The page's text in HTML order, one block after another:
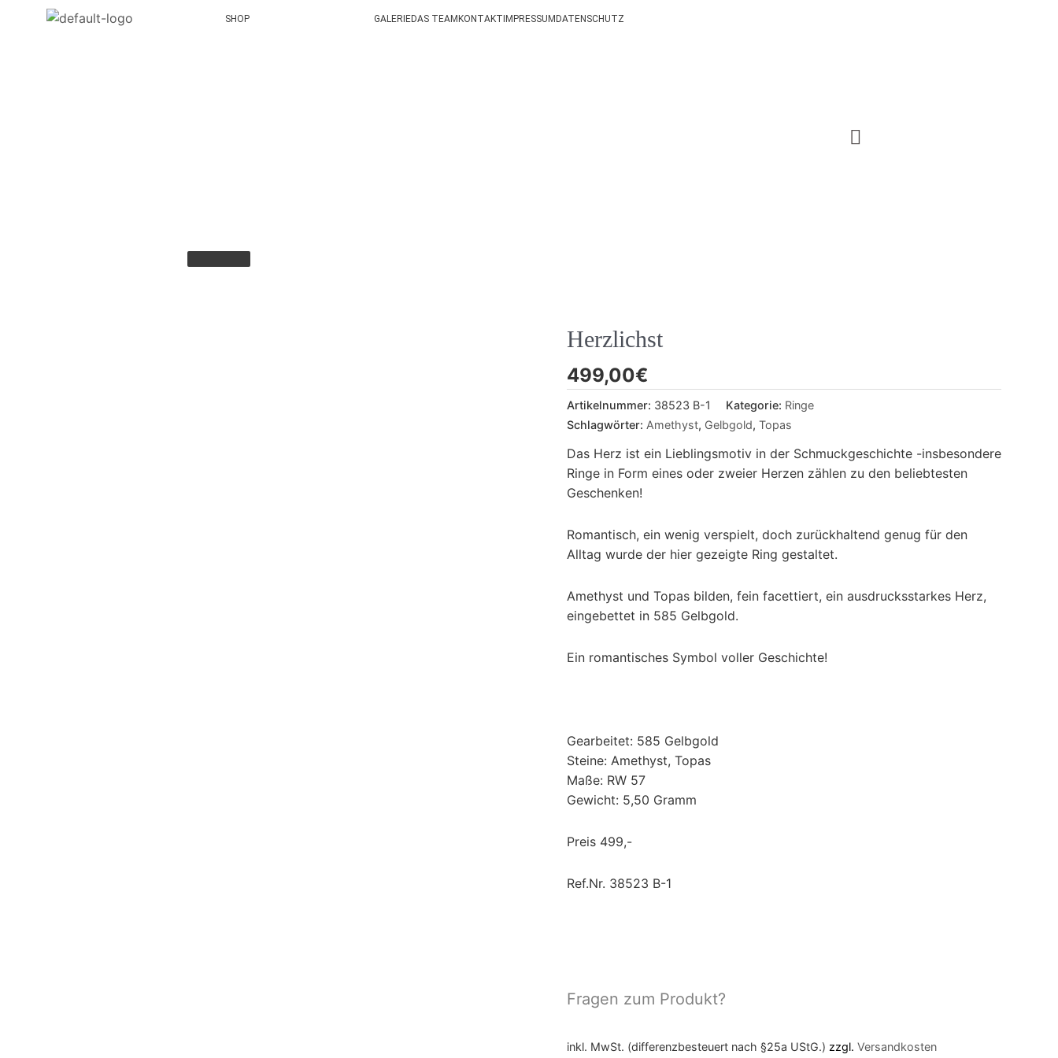
SHOP GALERIEDAS TEAM KONTAKT IMPRESSUM DATENSCHUTZ
Hamburger Toggle Menu
Herzlichst
499,00€
Artikelnummer: 38523 B-1 Kategorie: Ringe
Schlagwörter: Amethyst, Gelbgold, Topas
Das Herz ist ein Lieblingsmotiv in der Schmuckgeschichte -insbesondere
Ringe in Form eines oder zweier Herzen zählen zu den beliebtesten
Geschenken!
Romantisch, ein wenig verspielt, doch zurückhaltend genug für den
Alltag wurde der hier gezeigte Ring gestaltet.
Amethyst und Topas bilden, fein facettiert, ein ausdrucksstarkes Herz,
eingebettet in 585 Gelbgold.
Ein romantisches Symbol voller Geschichte!
Gearbeitet: 585 Gelbgold
Steine: Amethyst, Topas
Maße: RW 57
Gewicht: 5,50 Gramm
Preis 499,-
Ref.Nr. 38523 B-1
Fragen zum Produkt?
inkl. MwSt. (differenzbesteuert nach §25a UStG.) zzgl. Versandkosten